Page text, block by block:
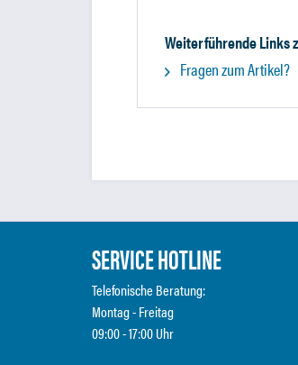
Weiterführende Links
Fragen zum Artikel?
SERVICE HOTLINE
Telefonische Beratung:
Montag - Freitag
09:00 - 17:00 Uhr